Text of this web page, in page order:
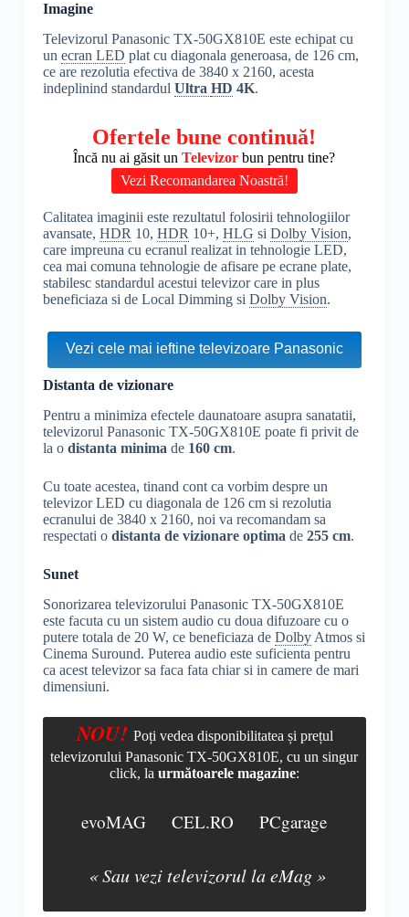
Imagine
Televizorul Panasonic TX-50GX810E este echipat cu
un ecran LED plat cu diagonala generoasa, de 126 cm,
ce are rezolutia efectiva de 3840 x 2160, acesta
indeplinind standardul Ultra HD 4K.
Ofertele bune continuă!
Încă nu ai găsit unTelevizorbun pentru tine?
Vezi Recomandarea Noastră!
Calitatea imaginii este rezultatul folosirii tehnologiilor
avansate, HDR 10, HDR 10+, HLG si Dolby Vision,
care impreuna cu ecranul realizat in tehnologie LED,
cea mai comuna tehnologie de afisare pe ecrane plate,
stabilesc standardul acestui televizor care in plus
beneficiaza si de Local Dimming si Dolby Vision.
Vezi cele mai ieftine televizoare Panasonic
Distanta de vizionare
Pentru a minimiza efectele daunatoare asupra sanatatii,
televizorul Panasonic TX-50GX810E poate fi privit de
la o distanta minima de 160 cm.
Cu toate acestea, tinand cont ca vorbim despre un
televizor LED cu diagonala de 126 cm si rezolutia
ecranului de 3840 x 2160, noi va recomandam sa
respectati o distanta de vizionare optima de 255 cm.
Sunet
Sonorizarea televizorului Panasonic TX-50GX810E
este facuta cu un sistem audio cu doua difuzoare cu o
putere totala de 20 W, ce beneficiaza de DolbyAtmos si
Cinema Suround. Puterea audio este suficienta pentru
ca acest televizor sa faca fata chiar si in camere de mari
dimensiuni.
NOU! Poți vedea disponibilitatea și prețul
televizorului Panasonic TX-50GX810E, cu un singur
click, la următoarele magazine:
evoMAG CEL.RO PCgarage
« Sau vezi televizorul la eMag »